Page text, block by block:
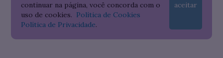
continuar na página, você concorda com o
uso de cookies. Política de Cookies
Política de Privacidade.
aceitar